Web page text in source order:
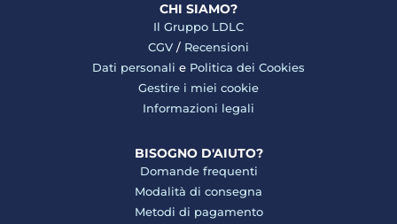
CHI SIAMO?
Il Gruppo LDLC
CGV / Recensioni
Dati personali e Politica dei Cookies
Gestire i miei cookie
Informazioni legali
BISOGNO D'AIUTO?
Domande frequenti
Modalità di consegna
Metodi di pagamento